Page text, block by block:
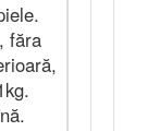
făra